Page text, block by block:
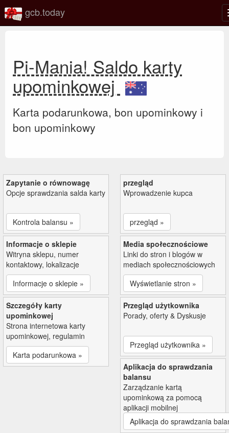
gcb.today
Pi-Mania! Saldo karty
upominkowej
Karta podarunkowa, bon upominkowy i
bon upominkowy
Zapytanie o równowagę
Opcje sprawdzania salda karty
Kontrola balansu »
przegląd
Wprowadzenie kupca
przegląd »
Informacje o sklepie
Witryna sklepu, numer
kontaktowy, lokalizacje
Informacje o sklepie »
Media społecznościowe
Linki do stron i blogów w
mediach społecznościowych
Wyświetlanie stron »
Szczegóły karty
upominkowej
Strona internetowa karty
upominkowej, regulamin
Karta podarunkowa »
Przegląd użytkownika
Porady, oferty & Dyskusje
Przegląd użytkownika »
Aplikacja do sprawdzania
balansu
Zarządzanie kartą
upominkową za pomocą
aplikacji mobilnej
Aplikacja do sprawdzania